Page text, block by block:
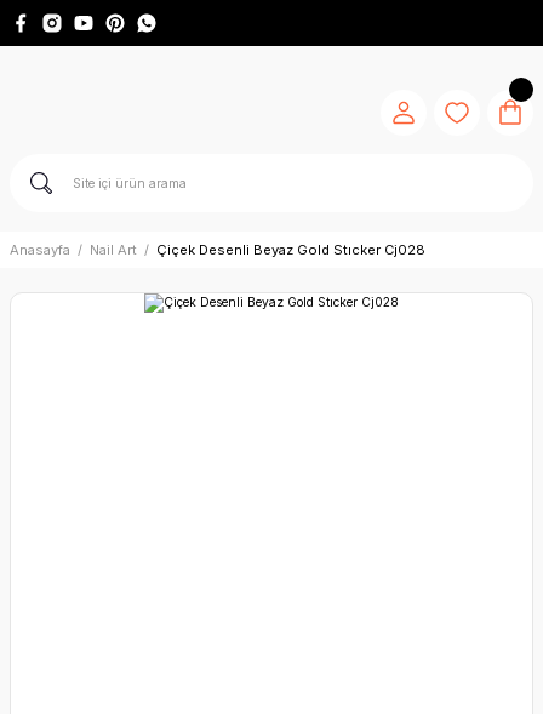
Anasayfa Nail Art Çiçek Desenli Beyaz Gold Stıcker Cj028